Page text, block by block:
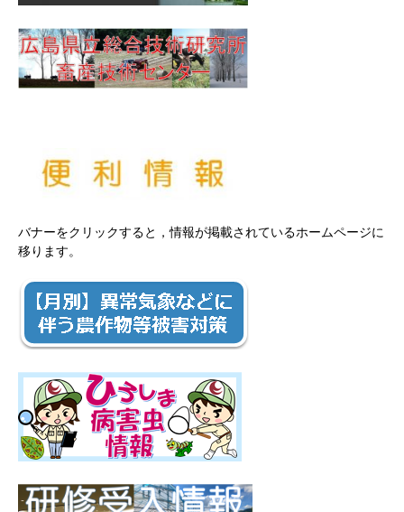
バナーをクリックすると，情報が掲載されているホームページに
移ります。